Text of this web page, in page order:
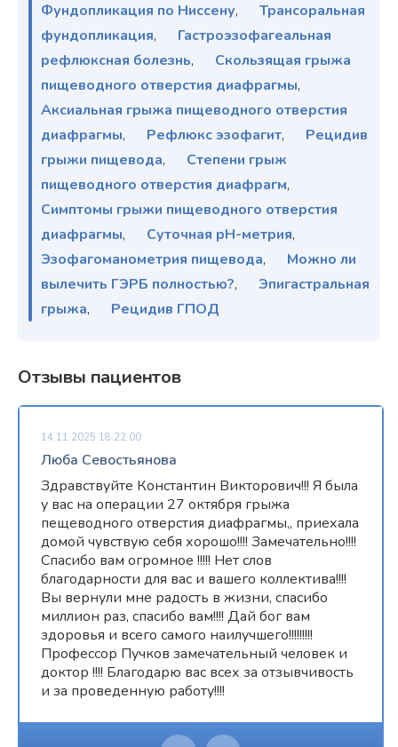
Фундопликация по Ниссену,
Трансоральная
фундопликация,
Гастроэзофагеальная
рефлюксная болезнь,
Скользящая грыжа
пищеводного отверстия диафрагмы,
Аксиальная грыжа пищеводного отверстия
диафрагмы, Рефлюкс эзофагит,
Рецидив
грыжи пищевода,
Степени грыж
пищеводного отверстия диафрагм,
Симптомы грыжи пищеводного отверстия
диафрагмы, Суточная pH-метрия,
Эзофагоманометрия пищевода,
Можно ли
вылечить ГЭРБ полностью?,
Эпигастральная
грыжа, Рецидив ГПОД
Отзывы пациентов
14.11.2025 18:22:00
Люба Севостьянова
Здравствуйте Константин Викторович!!! Я была
у вас на операции 27 октября грыжа
пещеводного отверстия диафрагмы,, приехала
домой чувствую себя хорошо!!!! Замечательно!!!!
Спасибо вам огромное !!!!! Нет слов
благодарности для вас и вашего коллектива!!!!
Вы вернули мне радость в жизни, спасибо
миллион раз, спасибо вам!!!! Дай бог вам
здоровья и всего самого наилучшего!!!!!!!!!
Профессор Пучков замечательный человек и
доктор !!!! Благодарю вас всех за отзывчивость
и за проведенную работу!!!!